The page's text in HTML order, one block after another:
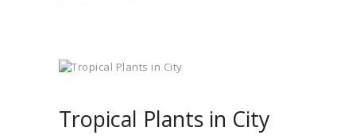
Tropical Plants in City